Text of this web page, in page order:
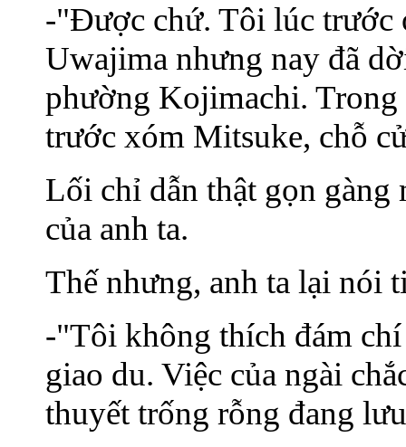
-"Được chứ. Tôi lúc trước
Uwajima nhưng nay đã
phường Kojimachi.
trước xóm Mitsuke, chỗ
Lối chỉ dẫn thật gọn gàng
của anh ta.
Thế nhưng, anh ta lại nói
-"Tôi không thích đám chí
giao du. Việc của ngài
thuyết trống rỗng đang